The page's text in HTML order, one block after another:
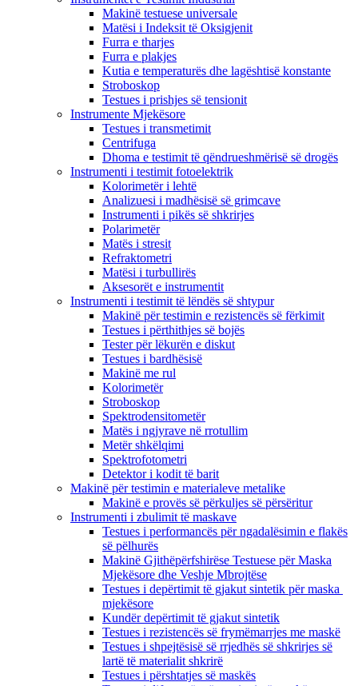
Makinë testuese universale
Matësi i Indeksit të Oksigjenit
Furra e tharjes
Furra e plakjes
Kutia e temperaturës dhe lagështisë konstante
Stroboskop
Testues i prishjes së tensionit
Instrumente Mjekësore
Testues i transmetimit
Centrifuga
Dhoma e testimit të qëndrueshmërisë së drogës
Instrumenti i testimit fotoelektrik
Kolorimetër i lehtë
Analizuesi i madhësisë së grimcave
Instrumenti i pikës së shkrirjes
Polarimetër
Matës i stresit
Refraktometri
Matësi i turbullirës
Aksesorët e instrumentit
Instrumenti i testimit të lëndës së shtypur
Makinë për testimin e rezistencës së fërkimit
Testues i përthithjes së bojës
Tester për lëkurën e diskut
Testues i bardhësisë
Makinë me rul
Kolorimetër
Stroboskop
Spektrodensitometër
Matës i ngjyrave në rrotullim
Metër shkëlqimi
Spektrofotometri
Detektor i kodit të barit
Makinë për testimin e materialeve metalike
Makinë e provës së përkuljes së përsëritur
Instrumenti i zbulimit të maskave
Testues i performancës për ngadalësimin e flakës
së pëlhurës
Makinë Gjithëpërfshirëse Testuese për Maska
Mjekësore dhe Veshje Mbrojtëse
Testues i depërtimit të gjakut sintetik për maska ​​
mjekësore
Kundër depërtimit të gjakut sintetik
Testues i rezistencës së frymëmarrjes me maskë
Testues i shpejtësisë së rrjedhës së shkrirjes së
lartë të materialit shkrirë
Testues i përshtatjes së maskës